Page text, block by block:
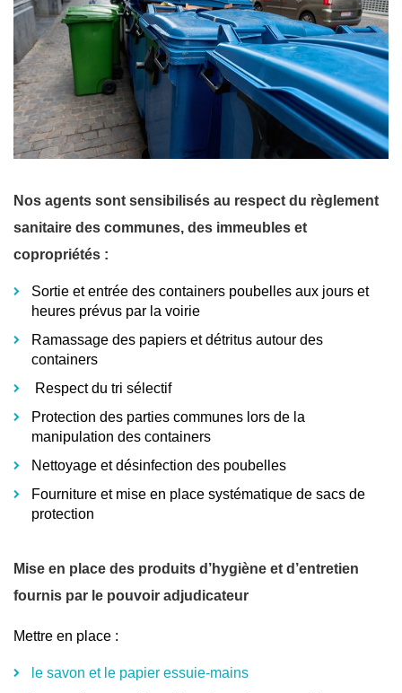
Nos agents sont sensibilisés au respect du règlement
sanitaire des communes, des immeubles et
copropriétés :
Sortie et entrée des containers poubelles aux jours et
heures prévus par la voirie
Ramassage des papiers et détritus autour des
containers
Respect du tri sélectif
Protection des parties communes lors de la
manipulation des containers
Nettoyage et désinfection des poubelles
Fourniture et mise en place systématique de sacs de
protection
Mise en place des produits d’hygiène et d’entretien
fournis par le pouvoir adjudicateur
Mettre en place :
le savon et le papier essuie-mains